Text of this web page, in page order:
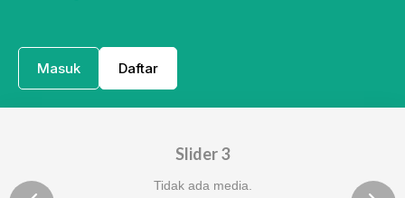
Masuk Daftar
Slider 3
Tidak ada media.